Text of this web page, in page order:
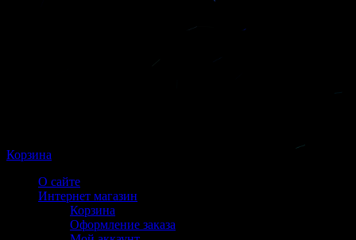
Корзина
О сайте
Интернет магазин
Корзина
Оформление заказа